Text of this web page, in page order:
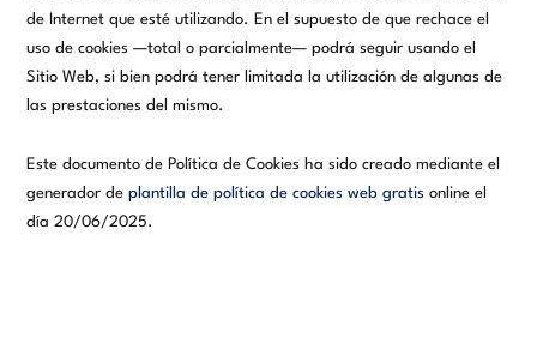
de Internet que esté utilizando. En el supuesto de que rechace el
uso de cookies —total o parcialmente— podrá seguir usando el
Sitio Web, si bien podrá tener limitada la utilización de algunas de
las prestaciones del mismo.
Este documento de Política de Cookies ha sido creado mediante el
generador deplantilla de política de cookies web gratis online el
día 20/06/2025.